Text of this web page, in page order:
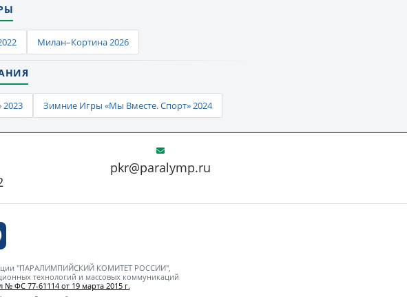
Милан–Кортина 2026
Зимние Игры «Мы Вместе. Спорт» 2024
pkr@paralymp.ru
"ПАРАЛИМПИЙСКИЙ КОМИТЕТ РОССИИ",
технологий и массовых коммуникаций
№ ФС 77-61114 от 19 марта 2015 г.